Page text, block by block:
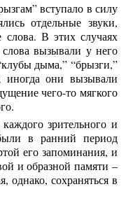
вступало в силу
отдельные звуки,
В этих случаях
вызывали у него
дыма,” “брызги,”
они вызывали
чего-то мягкого
зрительного и
в ранний период
его запоминания, и
и образной памяти –
однако, сохраняться в